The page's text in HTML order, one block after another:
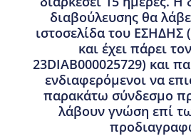
διαβούλευσης θα
ιστοσελίδα του ΕΣΗΔΗΣ
και έχει πάρει
23DIAB000025729) και
ενδιαφερόμενοι να
παρακάτω σύνδεσμο
λάβουν γνώση επί